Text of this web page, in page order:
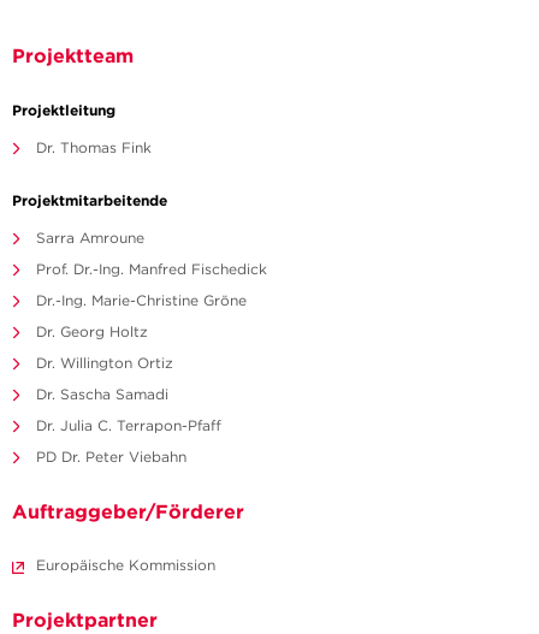
Projektteam
Projektleitung
Dr. Thomas Fink
Projektmitarbeitende
Sarra Amroune
Prof. Dr.-Ing. Manfred Fischedick
Dr.-Ing. Marie-Christine Gröne
Dr. Georg Holtz
Dr. Willington Ortiz
Dr. Sascha Samadi
Dr. Julia C. Terrapon-Pfaff
PD Dr. Peter Viebahn
Auftraggeber/Förderer
Europäische Kommission
Projektpartner